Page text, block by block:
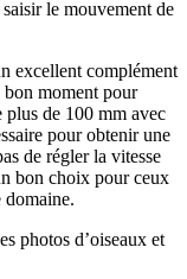
le mouvement de
excellent complément
bon moment pour
de 100 mm avec
pour obtenir une
de régler la vitesse
bon choix pour ceux
domaine.
photos d’oiseaux et